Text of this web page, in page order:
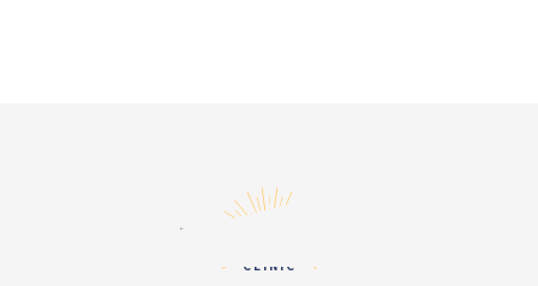
クリニック紹介
CLINIC